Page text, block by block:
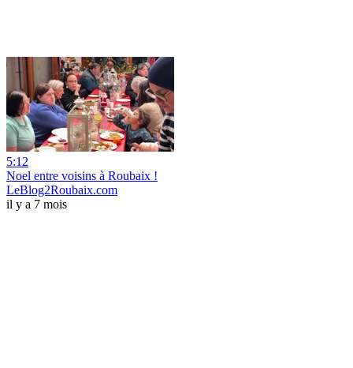
5:12
Noel entre voisins à Roubaix !
LeBlog2Roubaix.com
il y a 7 mois